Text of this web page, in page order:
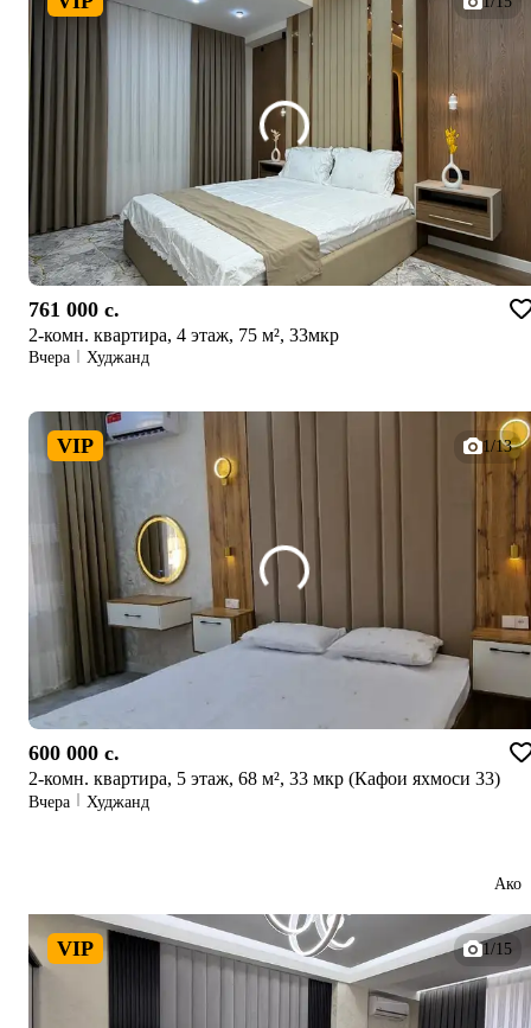
761 000 c.
2-комн. квартира, 4 этаж, 75 м², 33мкр
Вчера Худжанд
VIP 1/13
600 000 c.
2-комн. квартира, 5 этаж, 68 м², 33 мкр (Кафои яхмоси 33)
Вчера Худжанд
Ако
VIP 1/15